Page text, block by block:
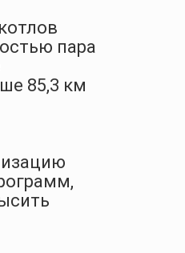
пара
85,3 км